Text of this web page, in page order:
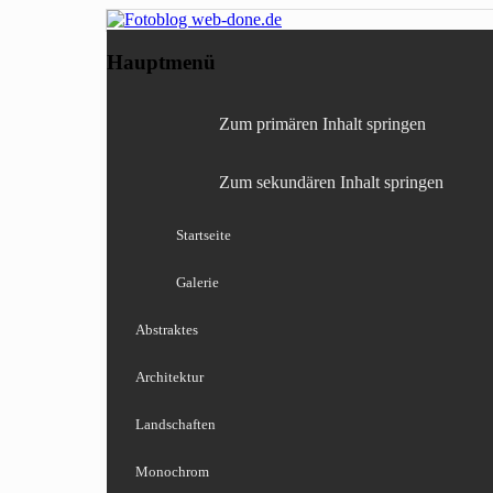
Fotoblog web-
Hauptmenü
Zum primären Inhalt springen
Zum sekundären Inhalt springen
Startseite
Galerie
Abstraktes
Architektur
Landschaften
Monochrom